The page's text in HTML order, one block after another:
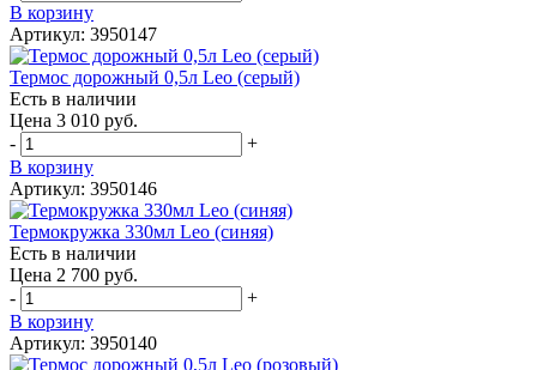
В корзину
Артикул: 3950147
Термос дорожный 0,5л Leo (серый)
Есть в наличии
Цена 3 010 руб.
-
+
В корзину
Артикул: 3950146
Термокружка 330мл Leo (синяя)
Есть в наличии
Цена 2 700 руб.
-
+
В корзину
Артикул: 3950140